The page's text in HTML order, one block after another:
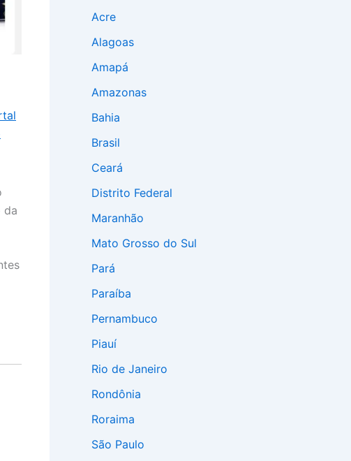
da
Acre
Alagoas
Amapá
Amazonas
Bahia
Brasil
Ceará
Distrito Federal
Maranhão
Mato Grosso do Sul
Pará
Paraíba
Pernambuco
Piauí
Rio de Janeiro
Rondônia
Roraima
São Paulo